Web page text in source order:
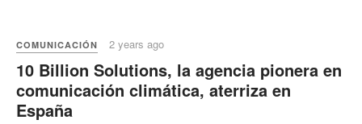
COMUNICACIÓN 2 years ago
10 Billion Solutions, la agencia pionera en
comunicación climática, aterriza en
España